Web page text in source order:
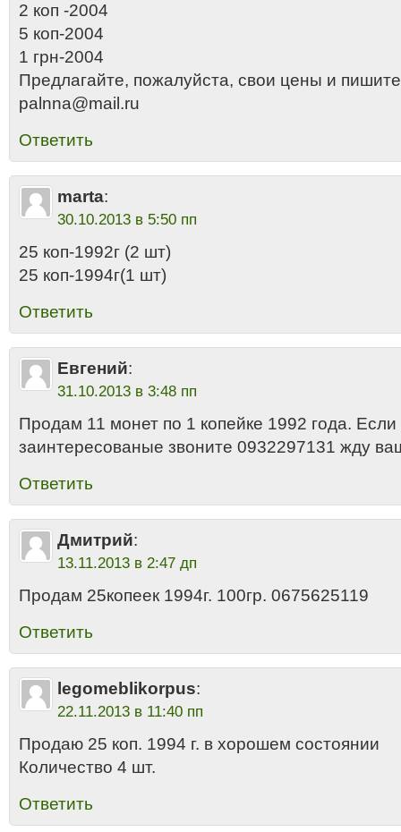
2 коп -2004
5 коп-2004
1 грн-2004
Предлагайте, пожалуйста, свои цены и
palnna@mail.ru
Ответить
marta:
30.10.2013 в 5:50 пп
25 коп-1992г (2 шт)
25 коп-1994г(1 шт)
Ответить
Евгений:
31.10.2013 в 3:48 пп
Продам 11 монет по 1 копейке 1992 года. Если
заинтересованые звоните 0932297131 жду
Ответить
Дмитрий:
13.11.2013 в 2:47 дп
Продам 25копеек 1994г. 100гр. 0675625119
Ответить
legomeblikorpus:
22.11.2013 в 11:40 пп
Продаю 25 коп. 1994 г. в хорошем состоянии
Количество 4 шт.
Ответить